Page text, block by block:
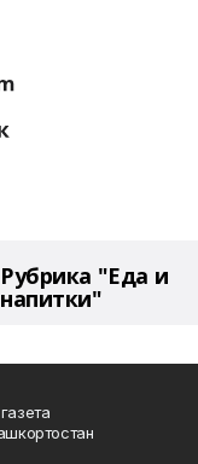
Рубрика "Еда и
напитки"